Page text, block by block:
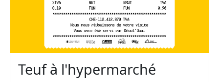
Teuf à l'hypermarché